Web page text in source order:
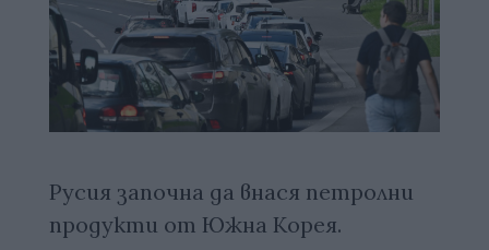
Русия започна да внася петролни
продукти от Южна Корея.